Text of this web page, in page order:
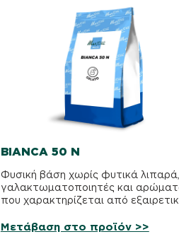
BIANCA 50 N
Φυσική βάση χωρίς φυτικά λιπαρά,
γαλακτωματοποιητές και
που χαρακτηρίζεται από
στη βιτρίνα.
Μετάβαση στο προϊόν >>